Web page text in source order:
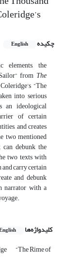
چکیده English
elements, the
from The
“The
into serious
an ideological
of certain
and creates
two mentioned
debunk the
two texts with
carry certain
and debunk
narrator with a
کلیدواژه‌ها
“The Rime of